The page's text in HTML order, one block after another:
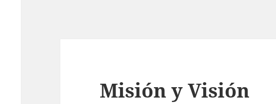
Misión y Visión